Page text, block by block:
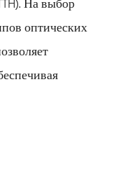
На выбор
оптических